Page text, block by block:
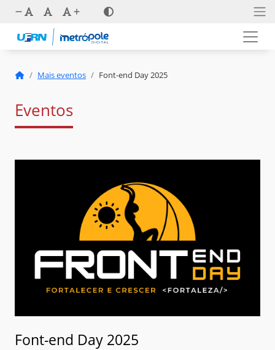
Mais eventos Font-end Day 2025
Eventos
Font-end Day 2025